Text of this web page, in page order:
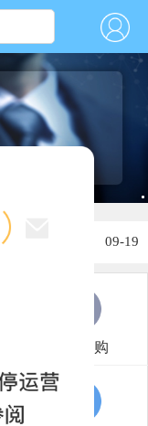
...
12-31
知...
知...
09-19
通知...
06-12
知...
我要采购